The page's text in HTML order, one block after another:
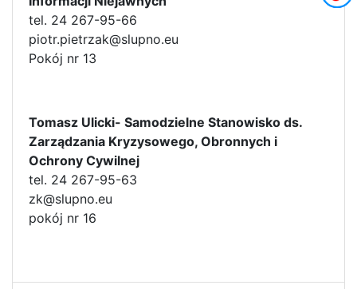
tel. 24 267-95-66
piotr.pietrzak@slupno.eu
Pokój nr 13
Tomasz Ulicki- Samodzielne Stanowisko ds.
Zarządzania Kryzysowego, Obronnych i
Ochrony Cywilnej
tel. 24 267-95-63
zk@slupno.eu
pokój nr 16